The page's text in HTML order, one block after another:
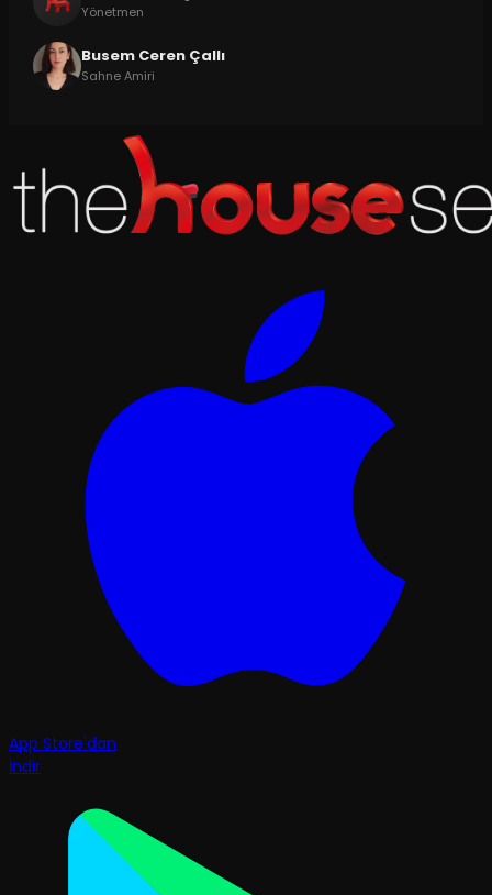
Yönetmen
Busem Ceren Çallı
Sahne Amiri
App Store'dan
İndir